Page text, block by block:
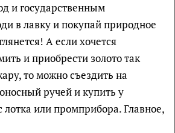
и государственным
в лавку и покупай природное
А если хочется
и приобрести золото так
то можно съездить на
ручей и купить у
лотка или промприбора. Главное,